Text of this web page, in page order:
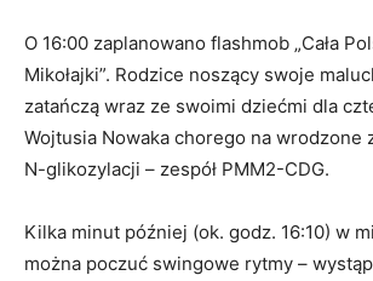
O 16:00 zaplanowano flashmob „Cała
Mikołajki”. Rodzice noszący swoje
zatańczą wraz ze swoimi dziećmi dla
Wojtusia Nowaka chorego na wrodzone
N-glikozylacji – zespół PMM2-CDG.
Kilka minut później (ok. godz. 16:10) w
można poczuć swingowe rytmy –